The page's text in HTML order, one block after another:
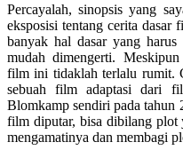
Percayalah, sinopsis yang
eksposisi tentang cerita dasar
banyak hal dasar yang
mudah dimengerti.
film ini tidaklah terlalu rumit.
sebuah film adaptasi dari
Blomkamp sendiri pada tahun
film diputar, bisa dibilang plot
mengamatinya dan membagi